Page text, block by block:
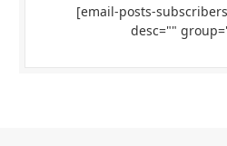
[email-posts-
desc=""